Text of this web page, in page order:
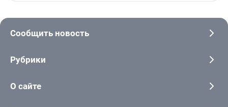
Сообщить новость
Рубрики
О сайте